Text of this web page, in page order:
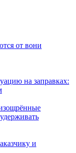
от вони
на заправках:
и